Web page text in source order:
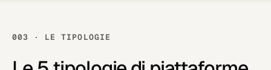
003 · LE TIPOLOGIE